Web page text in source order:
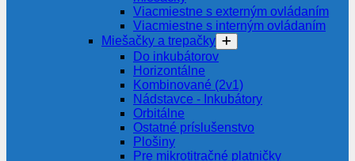
Viacmiestne s externým ovládaním
Viacmiestne s interným ovládaním
Miešačky a trepačky
Do inkubátorov
Horizontálne
Kombinované (2v1)
Nádstavce - Inkubátory
Orbitálne
Ostatné príslušenstvo
Plošiny
Pre mikrotitračné platničky